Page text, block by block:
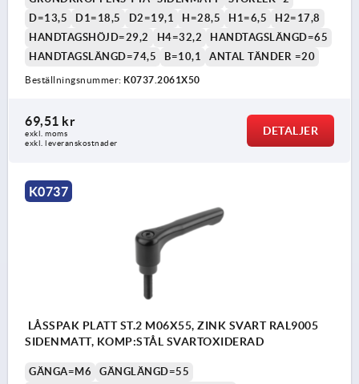
D=13,5
D1=18,5 D2=19,1 H=28,5 H1=6,5
H2=17,8
HANDTAGSHÖJD=29,2
H4=32,2
HANDTAGSLÄNGD=65
HANDTAGSLÄNGD=74,5
B=10,1 ANTAL TÄNDER =20
Beställningsnummer: K0737.2061X50
69,51 kr
exkl. moms
exkl. leveranskostnader
DETALJER
K0737
LÅSSPAK PLATT ST.2 M06X55, ZINK SVART RAL9005
SIDENMATT, KOMP:STÅL SVARTOXIDERAD
GÄNGA=M6
GÄNGLÄNGD=55